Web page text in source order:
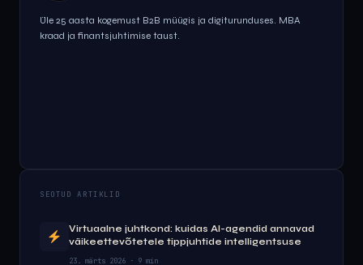
Üle 25 aasta kogemust B2B müügis ja digiturunduses. MBA
kraad ja finantsjuhtimise taust.
SEOTUD ARTIKLID
Virtuaalne juhtkond: kuidas AI-agendid annavad
väikeettevõtetele tippjuhtide intelligentsuse
23. märts 2026 · 9 min